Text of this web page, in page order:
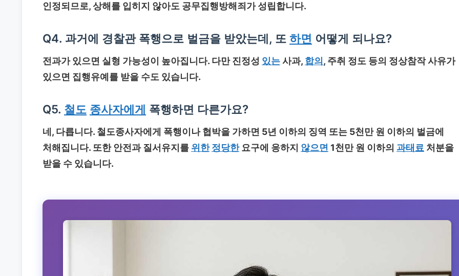
인정되므로, 상해를 입히지 않아도 공무집행방해죄가 성립합니다.
Q4. 과거에 경찰관 폭행으로 벌금을 받았는데, 또 하면 어떻게 되나요?
전과가 있으면 실형 가능성이 높아집니다. 다만 진정성 있는사과, 합의 , 주취 정도 등의 정상참작 사유가
있으면 집행유예를 받을 수도 있습니다.
Q5. 철도 종사자에게 폭행하면 다른가요?
네, 다릅니다. 철도종사자에게 폭행이나 협박을 가하면 5년 이하의 징역 또는 5천만 원 이하의 벌금에
처해집니다. 또한 안전과 질서유지를 위한 정당한요구에 응하지 않으면 1천만 원 이하의 과태료 처분을
받을 수 있습니다.